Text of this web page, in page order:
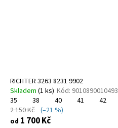
RICHTER 3263 8231 9902
Skladem (1 ks) Kód: 9010890010493
35
38 40 41
42
2 150 Kč (–21 %)
od 1 700 Kč